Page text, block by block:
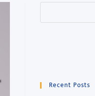
Recent Posts